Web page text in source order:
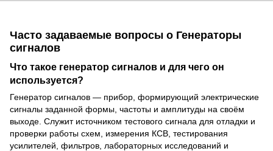
Часто задаваемые вопросы о Генераторы
сигналов
Что такое генератор сигналов и для чего он
используется?
Генератор сигналов — прибор, формирующий электрические
сигналы заданной формы, частоты и амплитуды на своём
выходе. Служит источником тестового сигнала для отладки и
проверки работы схем, измерения КСВ, тестирования
усилителей, фильтров, лабораторных исследований и